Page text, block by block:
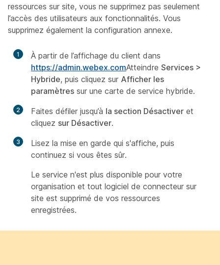
ressources sur site, vous ne supprimez pas seulement
l’accès des utilisateurs aux fonctionnalités. Vous
supprimez également la configuration annexe.
1
À partir de l’affichage du client dans
https://admin.webex.comAtteindre Services >
Hybride, puis cliquez sur Afficher les
paramètres sur une carte de service hybride.
2 Faites défiler jusqu’à la section Désactiver et
cliquez sur Désactiver.
3
Lisez la mise en garde qui s'affiche, puis
continuez si vous êtes sûr.
Le service n'est plus disponible pour votre
organisation et tout logiciel de connecteur sur
site est supprimé de vos ressources
enregistrées.